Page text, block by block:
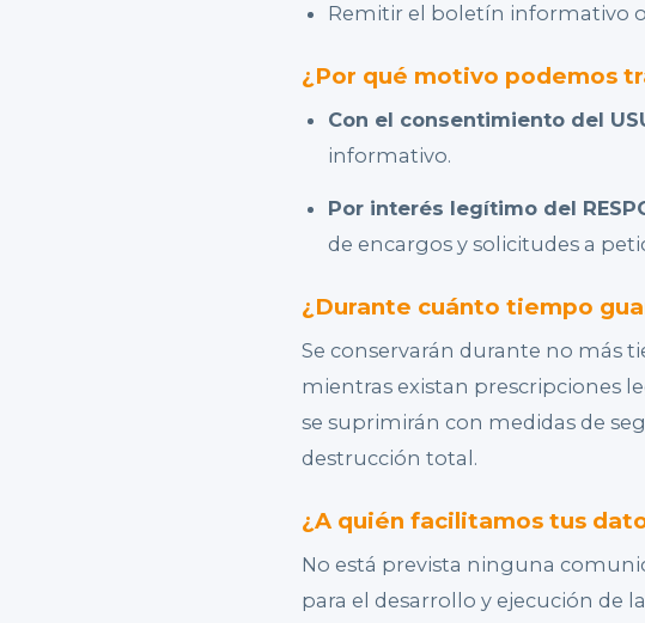
Remitir el boletín informativo
¿Por qué motivo podemos
Con el consentimiento del
informativo.
Por interés legítimo del
de encargos y solicitudes a
¿Durante cuánto tiempo
Se conservarán durante no más
mientras existan prescripciones
se suprimirán con medidas de
destrucción total.
¿A quién facilitamos tus
No está prevista ninguna
para el desarrollo y ejecución de